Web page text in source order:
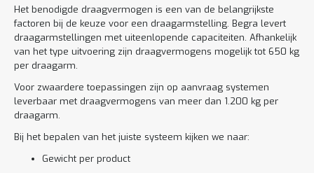
Het benodigde draagvermogen is een van de belangrijkste
factoren bij de keuze voor een draagarmstelling. Begra levert
draagarmstellingen met uiteenlopende capaciteiten. Afhankelijk
van het type uitvoering zijn draagvermogens mogelijk tot 650 kg
per draagarm.
Voor zwaardere toepassingen zijn op aanvraag systemen
leverbaar met draagvermogens van meer dan 1.200 kg per
draagarm.
Bij het bepalen van het juiste systeem kijken we naar:
Gewicht per product